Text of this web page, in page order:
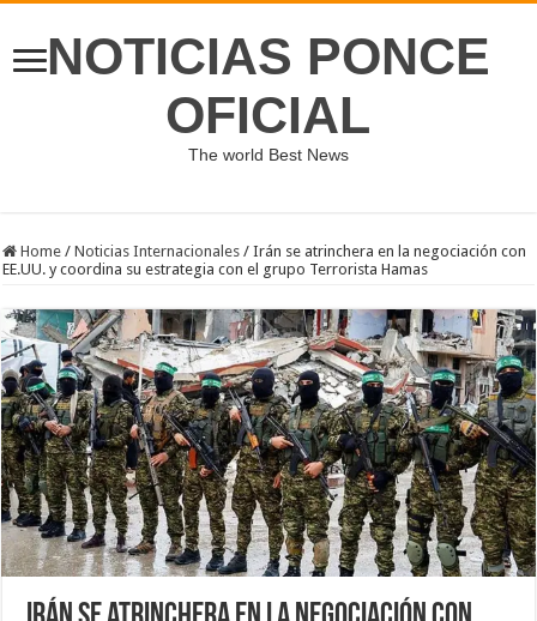
NOTICIAS PONCE
OFICIAL
The world Best News
Home / Noticias Internacionales / Irán se atrinchera en la negociación con
EE.UU. y coordina su estrategia con el grupo Terrorista Hamas